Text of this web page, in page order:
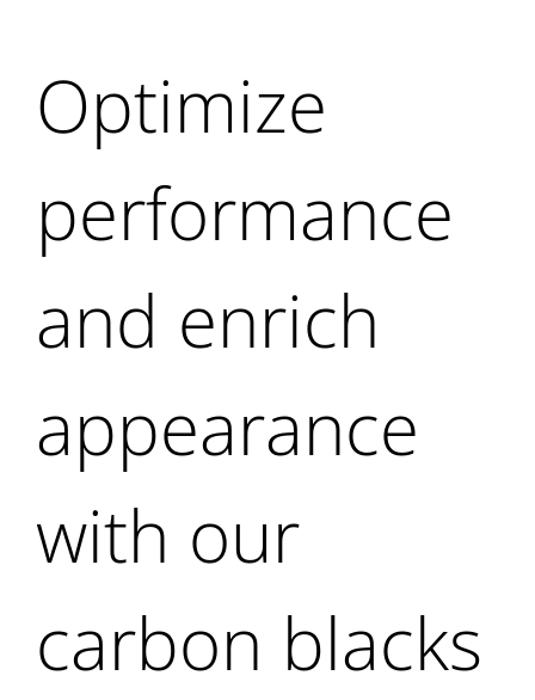
Optimize
performance
and enrich
appearance
with our
carbon blacks